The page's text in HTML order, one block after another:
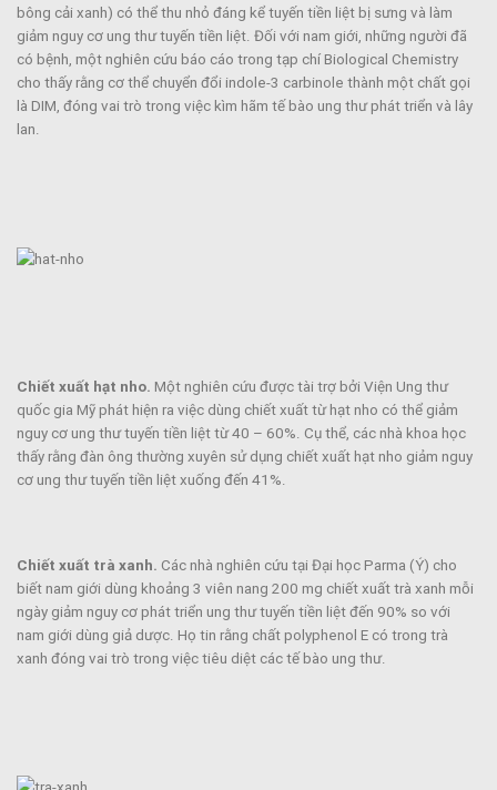
bông cải xanh) có thể thu nhỏ đáng kể tuyến tiền liệt bị sưng và làm
giảm nguy cơ ung thư tuyến tiền liệt. Đối với nam giới, những người đã
có bệnh, một nghiên cứu báo cáo trong tạp chí Biological Chemistry
cho thấy rằng cơ thể chuyển đổi indole-3 carbinole thành một chất gọi
là DIM, đóng vai trò trong việc kìm hãm tế bào ung thư phát triển và lây
lan.
Chiết xuất hạt nho. Một nghiên cứu được tài trợ bởi Viện Ung thư
quốc gia Mỹ phát hiện ra việc dùng chiết xuất từ hạt nho có thể giảm
nguy cơ ung thư tuyến tiền liệt từ 40 – 60%. Cụ thể, các nhà khoa học
thấy rằng đàn ông thường xuyên sử dụng chiết xuất hạt nho giảm nguy
cơ ung thư tuyến tiền liệt xuống đến 41%.
Chiết xuất trà xanh. Các nhà nghiên cứu tại Đại học Parma (Ý) cho
biết nam giới dùng khoảng 3 viên nang 200 mg chiết xuất trà xanh mỗi
ngày giảm nguy cơ phát triển ung thư tuyến tiền liệt đến 90% so với
nam giới dùng giả dược. Họ tin rằng chất polyphenol E có trong trà
xanh đóng vai trò trong việc tiêu diệt các tế bào ung thư.